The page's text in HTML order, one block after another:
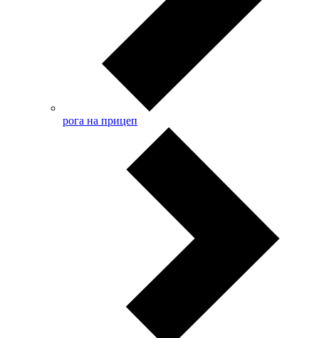
рога на прицеп